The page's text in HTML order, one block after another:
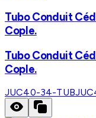
Tubo Conduit
Cople.
Tubo Conduit
Cople.
JUC40-34-TUB